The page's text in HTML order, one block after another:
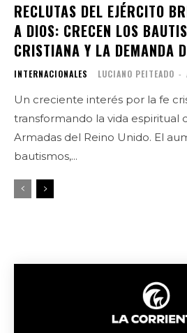
RECLUTAS DEL EJÉRCITO
A DIOS: CRECEN LOS
CRISTIANA Y LA DEMANDA
INTERNACIONALES LUCIANO PEITEADO -
Un creciente interés por la fe
transformando la vida espiritual
Armadas del Reino Unido. El
bautismos,...